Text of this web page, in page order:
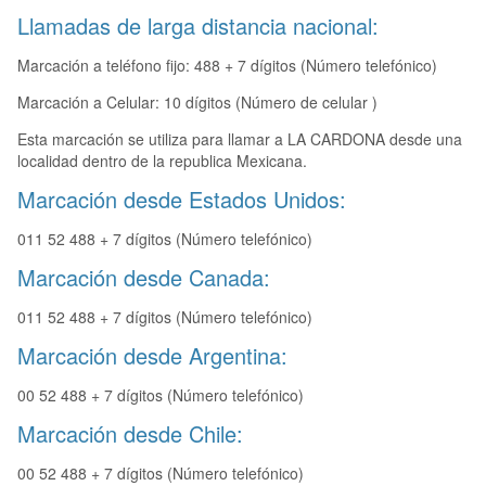
Llamadas de larga distancia nacional:
Marcación a teléfono fijo: 488 + 7 dígitos (Número telefónico)
Marcación a Celular: 10 dígitos (Número de celular )
Esta marcación se utiliza para llamar a LA CARDONA desde una
localidad dentro de la republica Mexicana.
Marcación desde Estados Unidos:
011 52 488 + 7 dígitos (Número telefónico)
Marcación desde Canada:
011 52 488 + 7 dígitos (Número telefónico)
Marcación desde Argentina:
00 52 488 + 7 dígitos (Número telefónico)
Marcación desde Chile:
00 52 488 + 7 dígitos (Número telefónico)